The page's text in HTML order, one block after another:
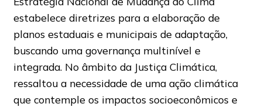
estabelece diretrizes para a elaboração de
planos estaduais e municipais de adaptação,
buscando uma governança multinível e
integrada. No âmbito da Justiça Climática,
ressaltou a necessidade de uma ação climática
que contemple os impactos socioeconômicos e